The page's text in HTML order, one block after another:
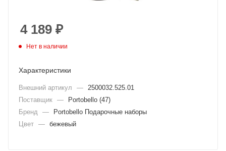
4 189 ₽
Нет в наличии
Характеристики
Внешний артикул —
2500032.525.01
Поставщик —
Portobello (47)
Бренд
—
Portobello Подарочные наборы
Цвет — бежевый